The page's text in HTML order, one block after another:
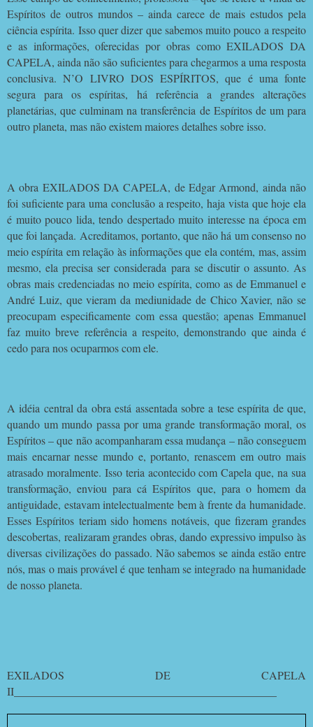
Espíritos de outros mundos – ainda carece de mais estudos pela
ciência espírita. Isso quer dizer que sabemos muito pouco a respeito
e as informações, oferecidas por obras como EXILADOS DA
CAPELA, ainda não são suficientes para chegarmos a uma resposta
conclusiva. N’O LIVRO DOS ESPÍRITOS, que é uma fonte
segura para os espíritas, há referência a grandes alterações
planetárias, que culminam na transferência de Espíritos de um para
outro planeta, mas não existem maiores detalhes sobre isso.
A obra EXILADOS DA CAPELA, de Edgar Armond, ainda não
foi suficiente para uma conclusão a respeito, haja vista que hoje ela
é muito pouco lida, tendo despertado muito interesse na época em
que foi lançada. Acreditamos, portanto, que não há um consenso no
meio espírita em relação às informações que ela contém, mas, assim
mesmo, ela precisa ser considerada para se discutir o assunto. As
obras mais credenciadas no meio espírita, como as de Emmanuel e
André Luiz, que vieram da mediunidade de Chico Xavier, não se
preocupam especificamente com essa questão; apenas Emmanuel
faz muito breve referência a respeito, demonstrando que ainda é
cedo para nos ocuparmos com ele.
A idéia central da obra está assentada sobre a tese espírita de que,
quando um mundo passa por uma grande transformação moral, os
Espíritos – que não acompanharam essa mudança – não conseguem
mais encarnar nesse mundo e, portanto, renascem em outro mais
atrasado moralmente. Isso teria acontecido com Capela que, na sua
transformação, enviou para cá Espíritos que, para o homem da
antiguidade, estavam intelectualmente bem à frente da humanidade.
Esses Espíritos teriam sido homens notáveis, que fizeram grandes
descobertas, realizaram grandes obras, dando expressivo impulso às
diversas civilizações do passado. Não sabemos se ainda estão entre
nós, mas o mais provável é que tenham se integrado na humanidade
de nosso planeta.
EXILADOS DE CAPELA
II_______________________________________________